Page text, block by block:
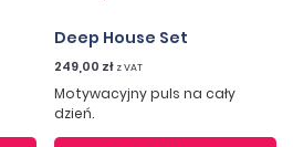
Deep House Set
249,00 zł z VAT
Motywacyjny puls na cały
dzień.